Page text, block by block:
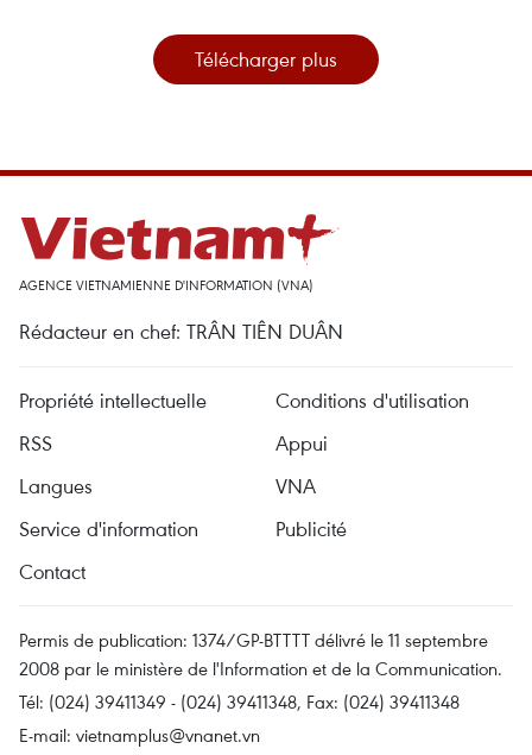
Télécharger plus
AGENCE VIETNAMIENNE D'INFORMATION (VNA)
Rédacteur en chef: TRÂN TIÊN DUÂN
Propriété intellectuelle
Conditions d'utilisation
RSS
Appui
Langues
VNA
Service d'information
Publicité
Contact
Permis de publication: 1374/GP-BTTTT délivré le 11 septembre
2008 par le ministère de l'Information et de la Communication.
Tél: (024) 39411349 - (024) 39411348, Fax: (024) 39411348
E-mail: vietnamplus@vnanet.vn